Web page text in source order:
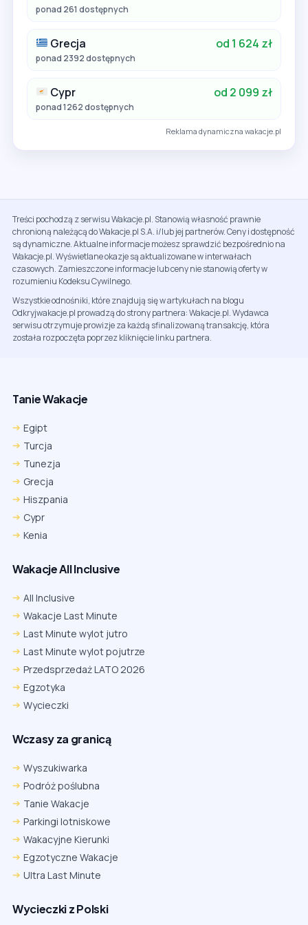
ponad 261 dostępnych
Grecja od 1 624 zł
ponad 2392 dostępnych
Cypr od 2 099 zł
ponad 1262 dostępnych
Reklama dynamiczna wakacje.pl
Treści pochodzą z serwisu Wakacje.pl. Stanowią własność prawnie
chronioną należącą do Wakacje.pl S.A. i/lub jej partnerów. Ceny i dostępność
są dynamiczne. Aktualne informacje możesz sprawdzić bezpośrednio na
Wakacje.pl. Wyświetlane okazje są aktualizowane w interwałach
czasowych. Zamieszczone informacje lub ceny nie stanowią oferty w
rozumieniu Kodeksu Cywilnego.
Wszystkie odnośniki, które znajdują się w artykułach na blogu
Odkryjwakacje.pl prowadzą do strony partnera: Wakacje.pl. Wydawca
serwisu otrzymuje prowizje za każdą sfinalizowaną transakcję, która
została rozpoczęta poprzez kliknięcie linku partnera.
Tanie Wakacje
Egipt
Turcja
Tunezja
Grecja
Hiszpania
Cypr
Kenia
Wakacje All Inclusive
All Inclusive
Wakacje Last Minute
Last Minute wylot jutro
Last Minute wylot pojutrze
Przedsprzedaż LATO 2026
Egzotyka
Wycieczki
Wczasy za granicą
Wyszukiwarka
Podróż poślubna
Tanie Wakacje
Parkingi lotniskowe
Wakacyjne Kierunki
Egzotyczne Wakacje
Ultra Last Minute
Wycieczki z Polski